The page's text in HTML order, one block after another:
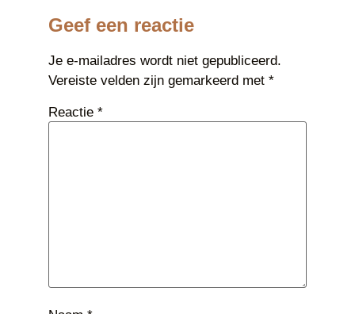
Geef een reactie
Je e-mailadres wordt niet gepubliceerd.
Vereiste velden zijn gemarkeerd met*
Reactie*